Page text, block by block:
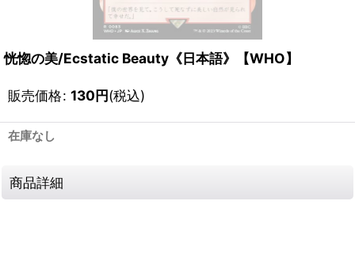
恍惚の美/Ecstatic Beauty《日本語》【WHO】
販売価格: 130円(税込)
在庫なし
商品詳細